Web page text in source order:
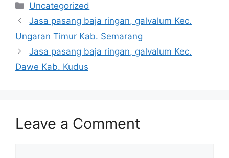
Categories
Uncategorized
Jasa pasang baja ringan, galvalum Kec.
Ungaran Timur Kab. Semarang
Jasa pasang baja ringan, galvalum Kec.
Dawe Kab. Kudus
Leave a Comment